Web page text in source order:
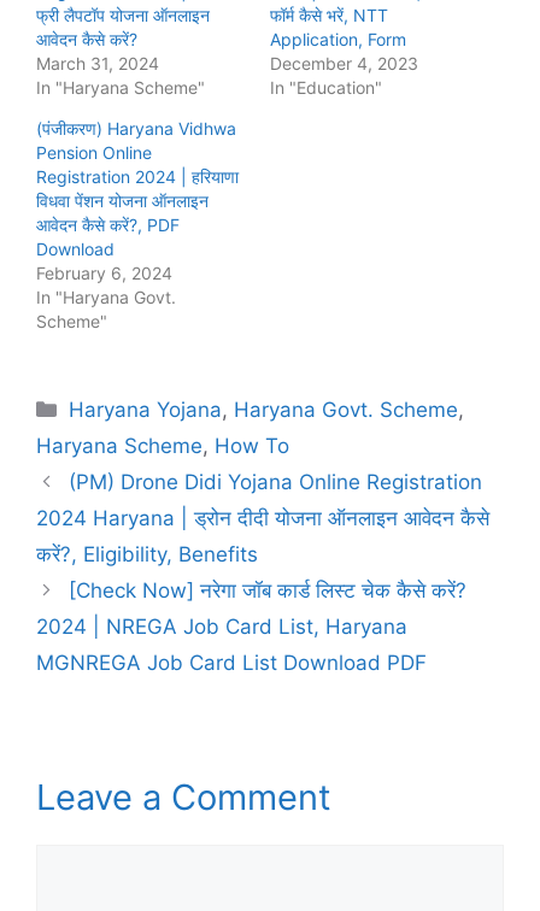
फ्री लैपटॉप योजना ऑनलाइन
आवेदन कैसे करें?
March 31, 2024
In "Haryana Scheme"
फॉर्म कैसे भरें, NTT
Application, Form
December 4, 2023
In "Education"
(पंजीकरण) Haryana Vidhwa
Pension Online
Registration 2024 | हरियाणा
विधवा पेंशन योजना ऑनलाइन
आवेदन कैसे करें?, PDF
Download
February 6, 2024
In "Haryana Govt.
Scheme"
Categories
Haryana Yojana, Haryana Govt. Scheme,
Haryana Scheme, How To
(PM) Drone Didi Yojana Online Registration
2024 Haryana | ड्रोन दीदी योजना ऑनलाइन आवेदन कैसे
करें?, Eligibility, Benefits
[Check Now] नरेगा जॉब कार्ड लिस्ट चेक कैसे करें?
2024 | NREGA Job Card List, Haryana
MGNREGA Job Card List Download PDF
Leave a Comment